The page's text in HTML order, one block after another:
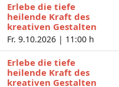
Erlebe die tiefe
heilende Kraft des
kreativen Gestalten
Fr. 9.10.2026 | 11:00 h
Erlebe die tiefe
heilende Kraft des
kreativen Gestalten